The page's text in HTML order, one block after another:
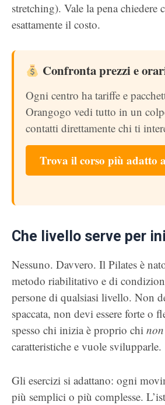
stretching). Vale la pena chiedere
esattamente il costo.
Confronta prezzi e
Ogni centro ha tariffe e
Orangogo vedi tutto in un
contatti direttamente chi ti
Trova il corso più adatto
Che livello serve per
Nessuno. Davvero. Il Pilates è
metodo riabilitativo e di
persone di qualsiasi livello. Non
spaccata, non devi essere forte o
spesso chi inizia è proprio chi non
caratteristiche e vuole svilupparle.
Gli esercizi si adattano: ogni
più semplici o più complesse.